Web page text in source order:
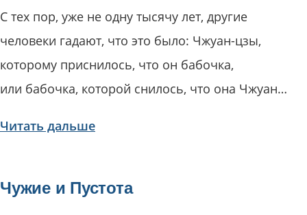
С тех пор, уже не одну тысячу лет, другие
человеки гадают, что это было: Чжуан-цзы,
которому приснилось, что он бабочка,
или бабочка, которой снилось, что она Чжуан…
Читать дальше
Чужие и Пустота